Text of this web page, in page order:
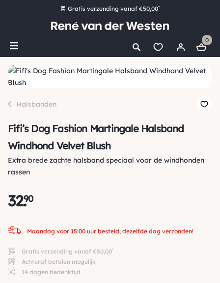
Gratis verzending vanaf €50,00*
Bestel nu, betaal later met Klarna
Ruim 16.000 artikelen op voorraad
0
Halsbanden
Fifi’s Dog Fashion Martingale Halsband
Windhond Velvet Blush
Extra brede zachte halsband speciaal voor de windhonden
rassen
32.
90
Maandag voor 15:00 uur besteld, dezelfde dag verzonden!
Gratis verzending vanaf €50,00*
Achteraf betalen mogelijk
14 dagen bedenktijd